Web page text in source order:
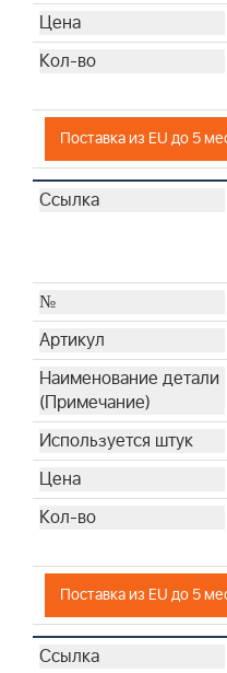
Поставка из EU до 5
Поставка из EU до 5